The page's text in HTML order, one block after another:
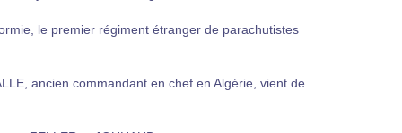
le premier régiment étranger de parachutistes
ancien commandant en chef en Algérie, vient de